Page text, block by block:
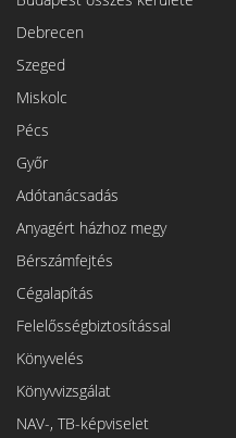
Debrecen
Szeged
Miskolc
Pécs
Győr
Adótanácsadás
Anyagért házhoz megy
Bérszámfejtés
Cégalapítás
Felelősségbiztosítással
Könyvelés
Könyvvizsgálat
NAV-, TB-képviselet